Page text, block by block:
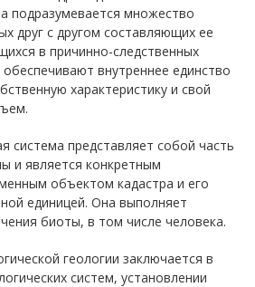
подразумевается множество
друг с другом составляющих ее
в причинно-следственных
внутреннее единство
характеристику и свой
система представляет собой часть
и является конкретным
объектом кадастра и его
единицей. Она выполняет
биоты, в том числе человека.
геологии заключается в
систем, установлении